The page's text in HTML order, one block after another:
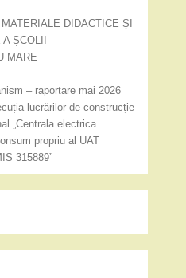
DIDACTICE ȘI
ȘCOLII
MARE
– raportare mai 2026
lucrărilor de construcție
„Centrala electrica
propriu al UAT
315889”